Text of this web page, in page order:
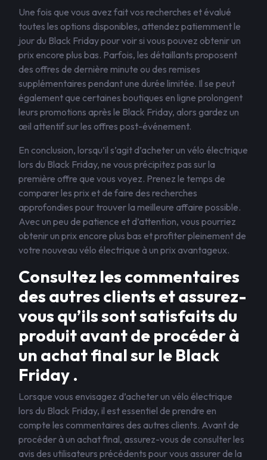
Une fois que vous avez fait vos recherches et évalué
toutes les options disponibles, attendez patiemment le
jour du Black Friday pour voir si vous pouvez obtenir un
prix encore plus bas. Parfois, les détaillants proposent
des offres de dernière minute ou des remises
supplémentaires pendant une durée limitée. Il se peut
également que certaines boutiques en ligne prolongent
leurs promotions après le Black Friday, alors gardez un
œil attentif sur les offres post-événement.
En conclusion, lorsqu’il s’agit d’acheter un vélo électrique
lors du Black Friday, ne vous précipitez pas sur la
première offre que vous voyez. Prenez le temps de
comparer les prix et de faire des recherches
approfondies pour trouver la meilleure affaire possible.
Avec un peu de patience et d’attention, vous pourriez
obtenir un prix encore plus bas et profiter pleinement de
votre nouveau vélo électrique à un prix avantageux.
Consultez les commentaires
des autres clients et assurez-
vous qu’ils sont satisfaits du
produit avant de procéder à
un achat final sur le Black
Friday .
Lorsque vous envisagez d’acheter un vélo électrique
lors du Black Friday, il est essentiel de prendre en
compte les commentaires des autres clients. Avant de
procéder à un achat final, assurez-vous de consulter les
avis des utilisateurs précédents pour vous assurer de la